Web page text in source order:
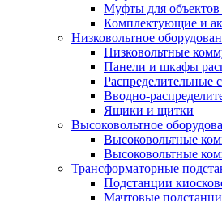
Муфты для объектов
Комплектующие и
Низковольтное
Низковольтные
Панели и шкафы
Вводно-
Ящики и щитки
Высоковольтное
Высоковольтные
Высоковольтные
Трансформаторные
Подстанции
Мачтовые